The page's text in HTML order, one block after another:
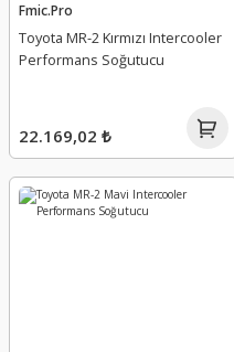
Fmic.Pro
Toyota MR-2 Kırmızı Intercooler
Performans Soğutucu
22.169,02 ₺